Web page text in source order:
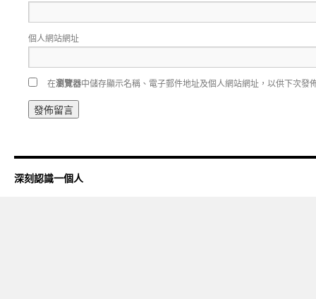
個人網站網址
在瀏覽器中儲存顯示名稱、電子郵件地址及個人網站網址，以供下次發
深刻認識一個人